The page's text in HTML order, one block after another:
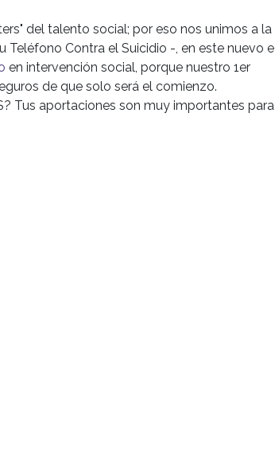
del talento social; por eso nos unimos a la
Teléfono Contra el Suicidio -, en este nuevo e
en intervención social, porque nuestro 1er
de que solo será el comienzo.
Tus aportaciones son muy importantes para